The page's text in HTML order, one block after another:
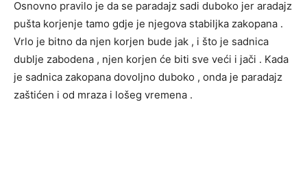
Osnovno pravilo je da se paradajz sadi duboko jer aradajz
pušta korjenje tamo gdje je njegova stabiljka zakopana .
Vrlo je bitno da njen korjen bude jak , i što je sadnica
dublje zabodena , njen korjen će biti sve veći i jači . Kada
je sadnica zakopana dovoljno duboko , onda je paradajz
zaštićen i od mraza i lošeg vremena .